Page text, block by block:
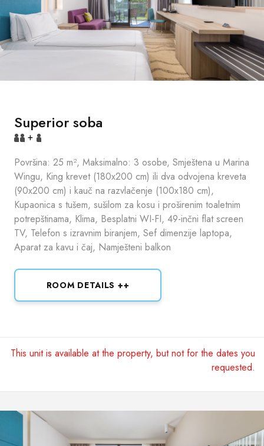
Superior soba
+
Površina: 25 m², Maksimalno: 3 osobe, Smještena u Marina
Wingu, King krevet (180x200 cm) ili dva odvojena kreveta
(90x200 cm) i kauč na razvlačenje (100x180 cm),
Kupaonica s tušem, sušilom za kosu i proširenim toaletnim
potrepštinama, Klima, Besplatni WI-FI, 49-inčni flat screen
TV, Telefon s izravnim biranjem, Sef dimenzije laptopa,
Aparat za kavu i čaj, Namješteni balkon
ROOM DETAILS ++
This unit is available at the property, but not for the dates you
requested.